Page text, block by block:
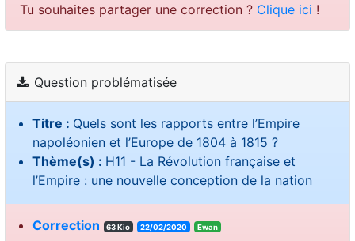
Tu souhaites partager une correction ? Clique ici !
Question problématisée
Titre : Quels sont les rapports entre l’Empire
napoléonien et l’Europe de 1804 à 1815 ?
Thème(s) : H11 - La Révolution française et
l’Empire : une nouvelle conception de la nation
Correction 63 Kio 22/02/2020 Ewan